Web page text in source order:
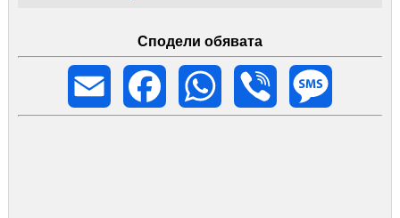
Сподели обявата
Email
Facebook WhatsApp Viber